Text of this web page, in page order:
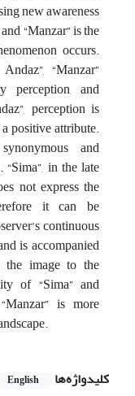
new awareness
“Manzar” is the
occurs.
“Manzar”
perception, and
perception is
positive attribute.
and
in the late
not express the
it can be
continuous
is accompanied
image to the
of “Sima” and
is more
کلیدواژه‌ها English